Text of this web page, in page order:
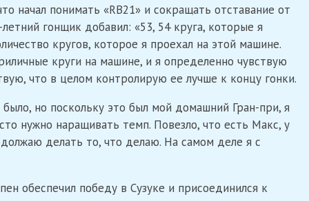
начал понимать «RB21» и сокращать отставание от
гонщик добавил: «53, 54 круга, которые я
кругов, которое я проехал на этой машине.
круги на машине, и я определенно чувствую
что в целом контролирую ее лучше к концу гонки.
но поскольку это был мой домашний Гран-при, я
нужно наращивать темп. Повезло, что есть Макс, у
делать то, что делаю. На самом деле я с
обеспечил победу в Сузуке и присоединился к